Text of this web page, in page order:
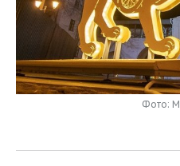
НЕФТЕХИМИЯ
НЕФТЬ
ОПК
РОЗНИЧНАЯ ТОРГОВЛЯ
ТРАНСПОРТ
НОВОСТИ ТЕХНОЛОГИЙ
IT
МЕРОПРИЯТИЯ
НОВОСТИ МЕРОПРИЯТИЙ
ВЫЕЗДНАЯ РЕДАКЦИЯ
СПОРТ
Фото: